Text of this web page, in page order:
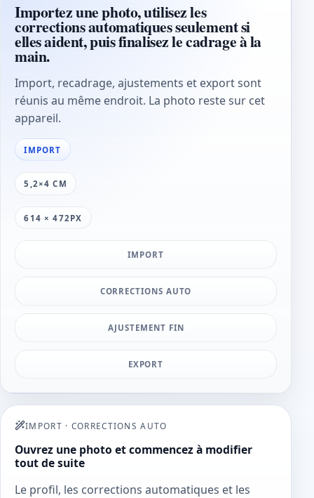
Importez une photo, utilisez les
corrections automatiques seulement si
elles aident, puis finalisez le cadrage à la
main.
Import, recadrage, ajustements et export sont
réunis au même endroit. La photo reste sur cet
appareil.
IMPORT
5,2×4 CM
614 × 472PX
IMPORT
CORRECTIONS AUTO
AJUSTEMENT FIN
EXPORT
IMPORT · CORRECTIONS AUTO
Ouvrez une photo et commencez à modifier
tout de suite
Le profil, les corrections automatiques et les